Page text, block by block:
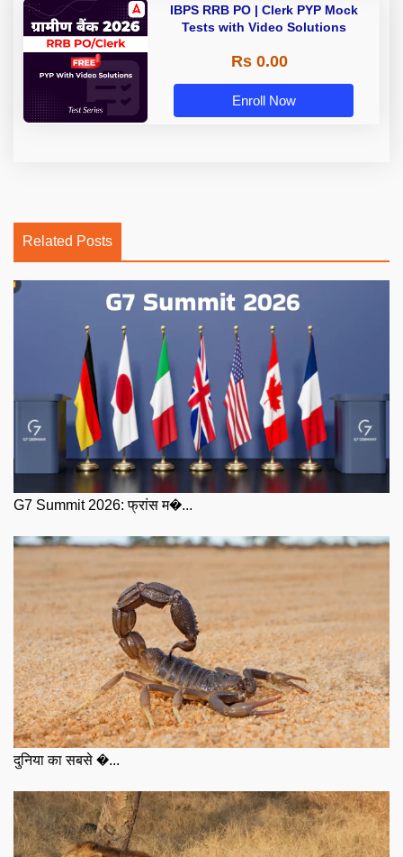
IBPS RRB PO | Clerk PYP Mock
Tests with Video Solutions
Rs 0.00
Enroll Now
Related Posts
G7 Summit 2026: फ्रांस म�...
दुनिया का सबसे �...